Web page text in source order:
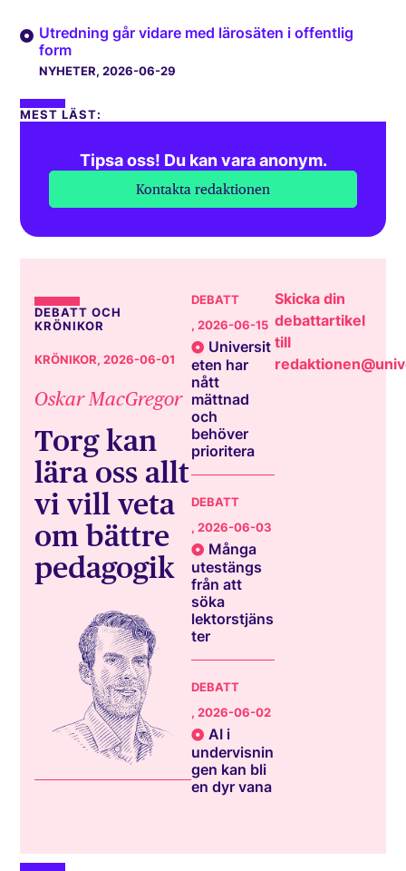
Utredning går vidare med lärosäten i offentlig
form
NYHETER, 2026-06-29
MEST LÄST:
Tipsa oss! Du kan vara anonym.
Kontakta redaktionen
DEBATT OCH
KRÖNIKOR
KRÖNIKOR, 2026-06-01
Oskar MacGregor
Torg kan
lära oss allt
vi vill veta
om bättre
pedagogik
DEBATT
, 2026-06-15
Universit
eten har
nått
mättnad
och
behöver
prioritera
DEBATT
, 2026-06-03
Många
utestängs
från att
söka
lektorstjäns
ter
DEBATT
, 2026-06-02
AI i
undervisnin
gen kan bli
en dyr vana
Skicka din
debattartikel
till